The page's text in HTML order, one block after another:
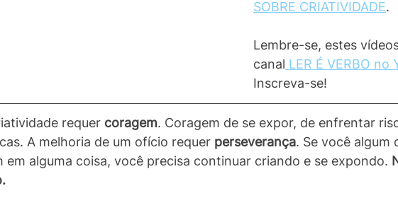
SOBRE CRIATIVIDADE.
Lembre-se, estes
canal LER É VERBO no
Inscreva-se!
requer coragem. Coragem de se expor, de enfrentar
A melhoria de um ofício requer perseverança. Se você algum
em alguma coisa, você precisa continuar criando e se expondo.